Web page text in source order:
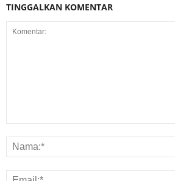
TINGGALKAN KOMENTAR